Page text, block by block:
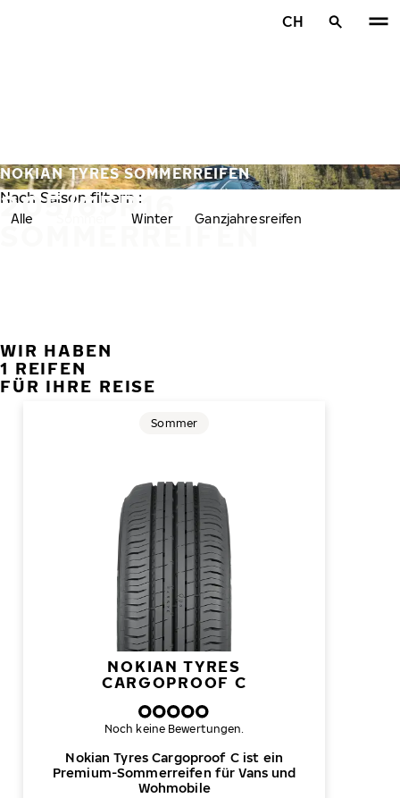
CH
205/65R16
SOMMERREIFEN
NOKIAN TYRES SOMMERREIFEN
Nach Saison filtern :
Alle Winter Ganzjahresreifen
WIR HABEN
1 REIFEN
FÜR IHRE REISE
NOKIAN TYRES
CARGOPROOF C
Nokian Tyres Cargoproof C ist ein
Premium-Sommerreifen für Vans und
Wohmobile
Sommer
Noch keine Bewertungen.